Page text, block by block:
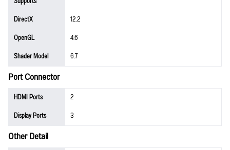
DirectX
12.2
OpenGL
4.6
Shader Model
6.7
Port Connector
HDMI Ports
2
Display Ports
3
Other Detail